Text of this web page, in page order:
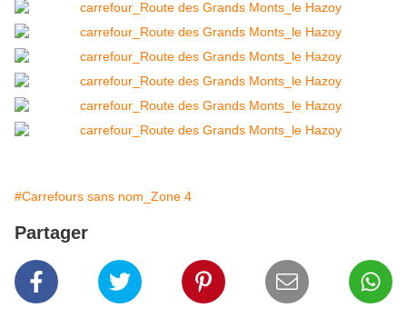
#Carrefours sans nom_Zone 4
Partager